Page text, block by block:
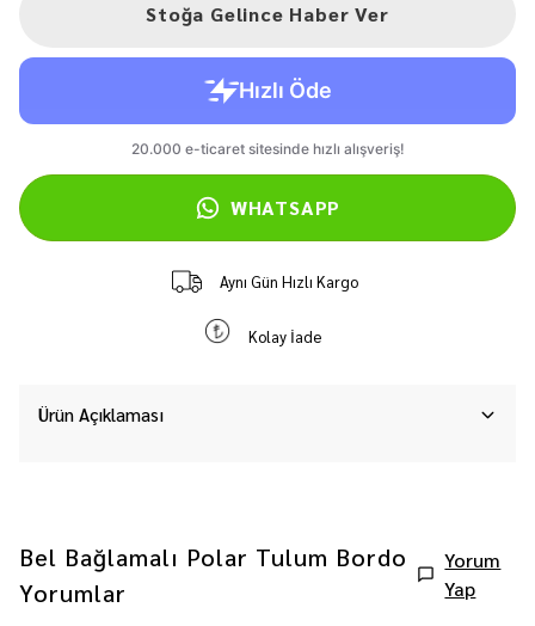
Stoğa Gelince Haber Ver
WHATSAPP
Aynı Gün Hızlı Kargo
Kolay İade
Ürün Açıklaması
Bel Bağlamalı Polar Tulum Bordo
Yorumlar
Yorum
Yap